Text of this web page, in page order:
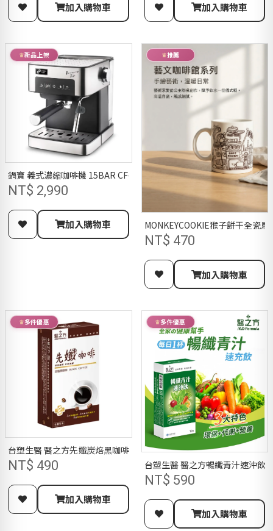
加入購物車 加入購物車
新品上架
鍋寶 義式濃縮咖啡機 15BAR CF-833 義式濃縮/雙倍/拿鐵/美式/卡布
NT$ 2,990
加入購物車
推薦
MONKEYCOOKIE猴子餅干全瓷
NT$ 470
加入購物車
多件優惠
台塑生醫 醫之方先孅炭焙黑咖啡 5G*7包 / 盒 / 專利藤黃果 / 高纖維 /
NT$ 490
加入購物車
多件優惠
台塑生醫 醫之方暢纖青汁速沖飲
NT$ 590
加入購物車